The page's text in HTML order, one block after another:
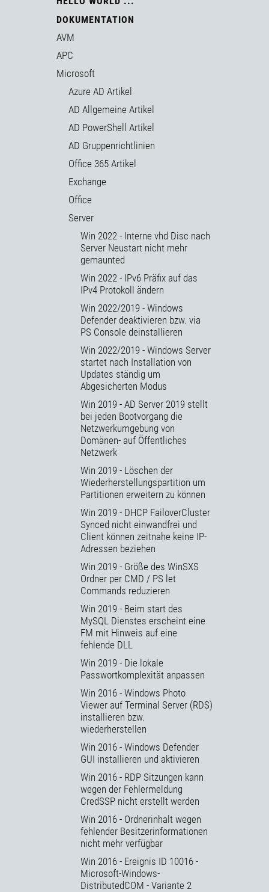
DOKUMENTATION
AVM
APC
Microsoft
Azure AD Artikel
AD Allgemeine Artikel
AD PowerShell Artikel
AD Gruppenrichtlinien
Office 365 Artikel
Exchange
Office
Server
Win 2022 - Interne vhd Disc nach
Server Neustart nicht mehr
gemaunted
Win 2022 - IPv6 Präfix auf das
IPv4 Protokoll ändern
Win 2022/2019 - Windows
Defender deaktivieren bzw. via
PS Console deinstallieren
Win 2022/2019 - Windows Server
startet nach Installation von
Updates ständig um
Abgesicherten Modus
Win 2019 - AD Server 2019 stellt
bei jeden Bootvorgang die
Netzwerkumgebung von
Domänen- auf Öffentliches
Netzwerk
Win 2019 - Löschen der
Wiederherstellungspartition um
Partitionen erweitern zu können
Win 2019 - DHCP FailoverCluster
Synced nicht einwandfrei und
Client können zeitnahe keine IP-
Adressen beziehen
Win 2019 - Größe des WinSXS
Ordner per CMD / PS let
Commands reduzieren
Win 2019 - Beim start des
MySQL Dienstes erscheint eine
FM mit Hinweis auf eine
fehlende DLL
Win 2019 - Die lokale
Passwortkomplexität anpassen
Win 2016 - Windows Photo
Viewer auf Terminal Server (RDS)
installieren bzw.
wiederherstellen
Win 2016 - Windows Defender
GUI installieren und aktivieren
Win 2016 - RDP Sitzungen kann
wegen der Fehlermeldung
CredSSP nicht erstellt werden
Win 2016 - Ordnerinhalt wegen
fehlender Besitzerinformationen
nicht mehr verfügbar
Win 2016 - Ereignis ID 10016 -
Microsoft-Windows-
DistributedCOM - Variante 2